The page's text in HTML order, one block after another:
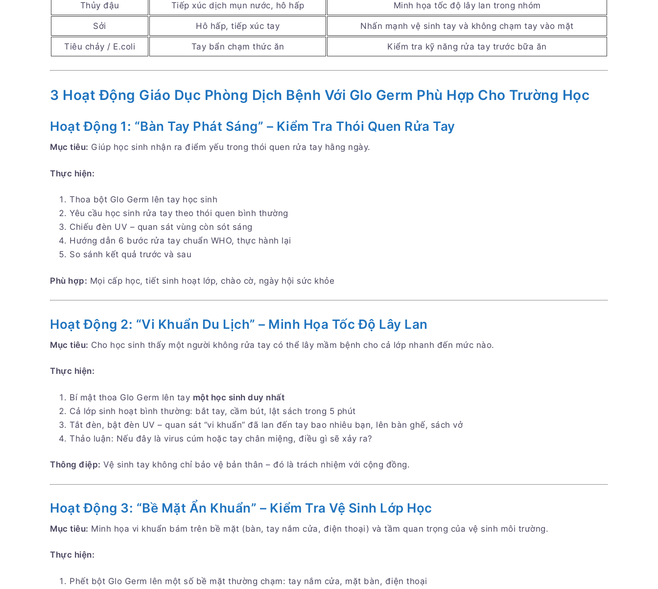
Thủy đậu Tiếp xúc dịch mụn nước, hô hấp Minh họa tốc độ lây lan trong nhóm
Sởi Hô hấp, tiếp xúc tay Nhấn mạnh vệ sinh tay và không chạm tay vào mặt
Tiêu chảy / E.coli Tay bẩn chạm thức ăn Kiểm tra kỹ năng rửa tay trước bữa ăn
3 Hoạt Động Giáo Dục Phòng Dịch Bệnh Với Glo Germ Phù Hợp Cho Trường Học
Hoạt Động 1: “Bàn Tay Phát Sáng” – Kiểm Tra Thói Quen Rửa Tay
Mục tiêu: Giúp học sinh nhận ra điểm yếu trong thói quen rửa tay hằng ngày.
Thực hiện:
Thoa bột Glo Germ lên tay học sinh
Yêu cầu học sinh rửa tay theo thói quen bình thường
Chiếu đèn UV – quan sát vùng còn sót sáng
Hướng dẫn 6 bước rửa tay chuẩn WHO, thực hành lại
So sánh kết quả trước và sau
Phù hợp: Mọi cấp học, tiết sinh hoạt lớp, chào cờ, ngày hội sức khỏe
Hoạt Động 2: “Vi Khuẩn Du Lịch” – Minh Họa Tốc Độ Lây Lan
Mục tiêu: Cho học sinh thấy một người không rửa tay có thể lây mầm bệnh cho cả lớp nhanh đến mức nào.
Thực hiện:
Bí mật thoa Glo Germ lên tay một học sinh duy nhất
Cả lớp sinh hoạt bình thường: bắt tay, cầm bút, lật sách trong 5 phút
Tắt đèn, bật đèn UV – quan sát “vi khuẩn” đã lan đến tay bao nhiêu bạn, lên bàn ghế, sách vở
Thảo luận: Nếu đây là virus cúm hoặc tay chân miệng, điều gì sẽ xảy ra?
Thông điệp: Vệ sinh tay không chỉ bảo vệ bản thân – đó là trách nhiệm với cộng đồng.
Hoạt Động 3: “Bề Mặt Ẩn Khuẩn” – Kiểm Tra Vệ Sinh Lớp Học
Mục tiêu: Minh họa vi khuẩn bám trên bề mặt (bàn, tay nắm cửa, điện thoại) và tầm quan trọng của vệ sinh môi trường.
Thực hiện:
Phết bột Glo Germ lên một số bề mặt thường chạm: tay nắm cửa, mặt bàn, điện thoại